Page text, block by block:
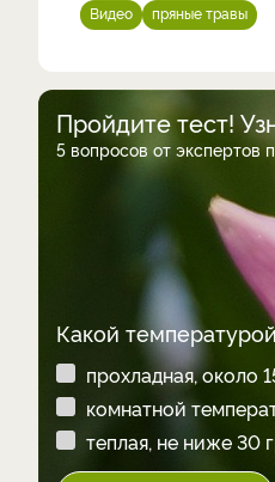
Видео пряные травы
Пройдите тест!
5 вопросов от экспертов
Какой
прохладная, около
комнатной
теплая, не ниже 30